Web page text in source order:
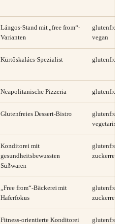
Lángos-Stand mit „free from“-
Varianten
glutenfrei,
vegan
Kürtőskalács-Spezialist glutenfrei,
Neapolitanische Pizzeria glutenfrei
Glutenfreies Dessert-Bistro
glutenfrei,
vegetarisch,
Konditorei mit
gesundheitsbewussten
Süßwaren
glutenfrei,
„Free from“-Bäckerei mit
Haferfokus
glutenfrei,
Fitness-orientierte Konditorei
glutenfrei,